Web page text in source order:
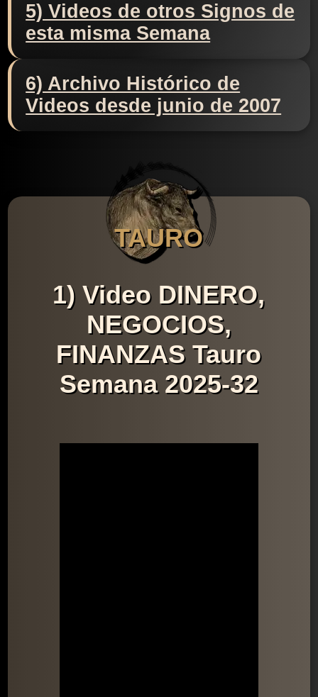
5) Videos de otros Signos de
esta misma Semana
6) Archivo Histórico de
Videos desde junio de 2007
TAURO
1) Video DINERO,
NEGOCIOS,
FINANZAS Tauro
Semana 2025-32